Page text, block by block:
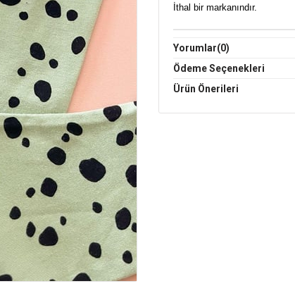
İthal bir markanındır.
Yorumlar(0)
Ödeme Seçenekleri
Ürün Önerileri